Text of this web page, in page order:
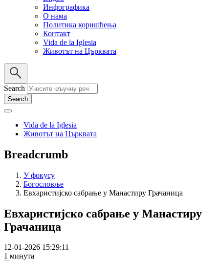
Инфографика
О нама
Политика коришћења
Контакт
Vida de la Iglesia
Животът на Църквата
Search
Vida de la Iglesia
Животът на Църквата
Breadcrumb
У фокусу
Богословље
Евхаристијско сабрање у Манастиру Грачаница
Евхаристијско сабрање у Манастиру
Грачаница
12-01-2026 15:29:11
1 минута